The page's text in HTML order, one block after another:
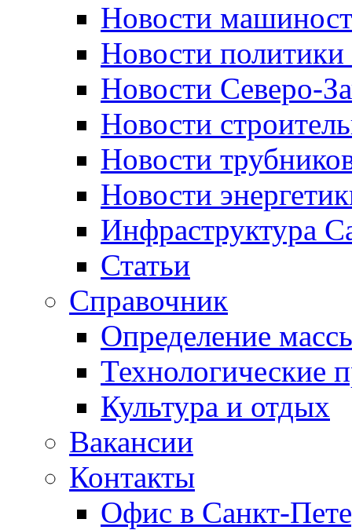
Новости
Новости политики
Новости Северо-
Новости
Новости
Новости
Инфраструктура
Статьи
Справочник
Определение
Технологические
Культура и отдых
Вакансии
Контакты
Офис в Санкт-